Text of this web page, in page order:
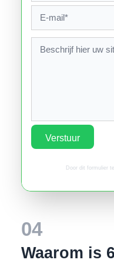
Verstuur
Door dit formulier
04
Waarom is